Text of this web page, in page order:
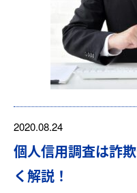
2020.08.24
個人信用調査は詐
く解説！